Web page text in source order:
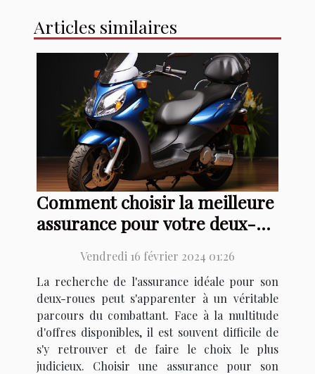
Articles similaires
Comment choisir la meilleure
assurance pour votre deux-
Vendredi 16 février 2024 01:26
La recherche de l'assurance idéale pour son
deux-roues peut s'apparenter à un véritable
parcours du combattant. Face à la multitude
d'offres disponibles, il est souvent difficile de
s'y retrouver et de faire le choix le plus
judicieux. Choisir une assurance pour son